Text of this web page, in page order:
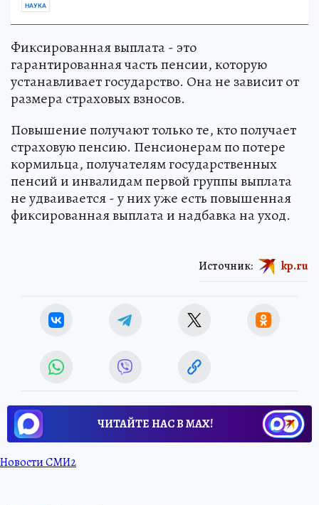
НАУКА
Фиксированная выплата - это
гарантированная часть пенсии, которую
устанавливает государство. Она не зависит от
размера страховых взносов.
Повышение получают только те, кто получает
страховую пенсию. Пенсионерам по потере
кормильца, получателям государственных
пенсий и инвалидам первой группы выплата
не удваивается - у них уже есть повышенная
фиксированная выплата и надбавка на уход.
Источник: kp.ru
ЧИТАЙТЕ НАС В МАХ!
Новости СМИ2